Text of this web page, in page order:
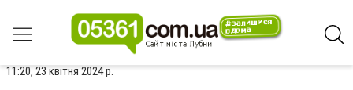
11:20, 23 квітня 2024 р.